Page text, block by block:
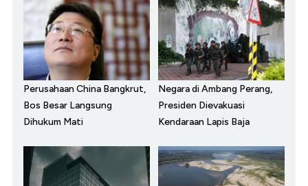
Perusahaan China Bangkrut,
Bos Besar Langsung
Dihukum Mati
Negara di Ambang Perang,
Presiden Dievakuasi
Kendaraan Lapis Baja